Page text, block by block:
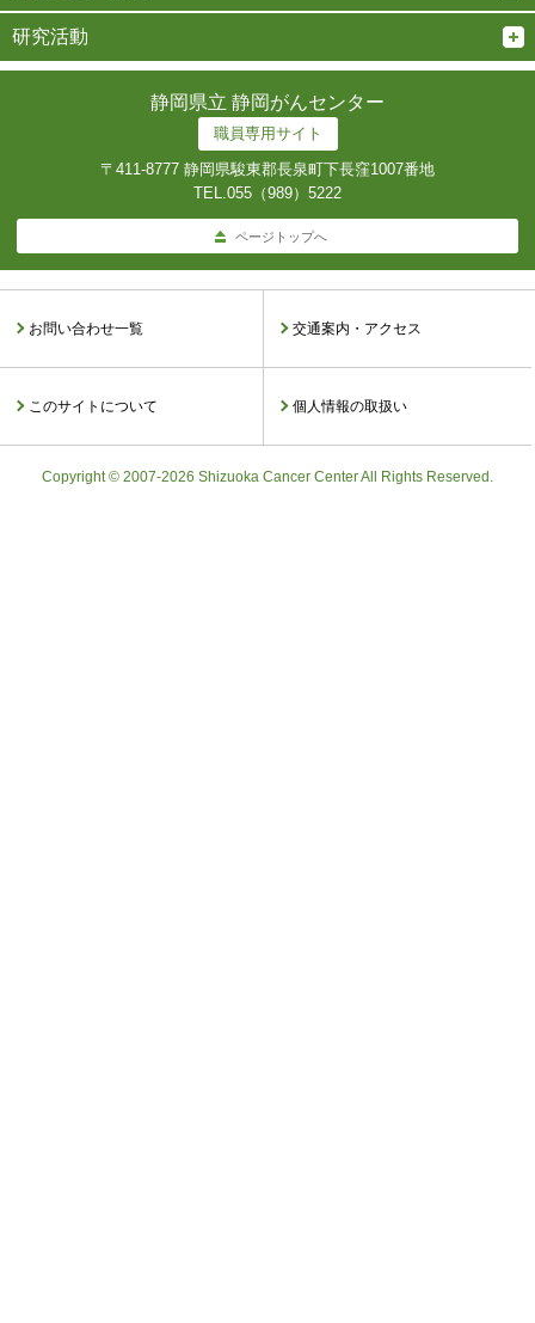
研究活動
静岡県立 静岡がんセンター
職員専用サイト
〒411-8777 静岡県駿東郡長泉町下長窪1007番地
TEL.055（989）5222
ページトップへ
お問い合わせ一覧 交通案内・アクセス
このサイトについて 個人情報の取扱い
Copyright © 2007-2026 Shizuoka Cancer Center All Rights Reserved.